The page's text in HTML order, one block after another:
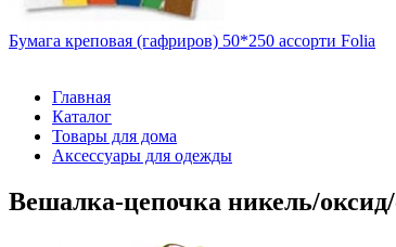
Бумага креповая (гафриров) 50*250 ассорти Folia
Главная
Каталог
Товары для дома
Аксессуары для одежды
Вешалка-цепочка никель/